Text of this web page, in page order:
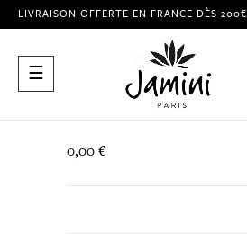
LIVRAISON OFFERTE EN FRANCE DÈS 200€
Basculer
la
☰
0,00 €